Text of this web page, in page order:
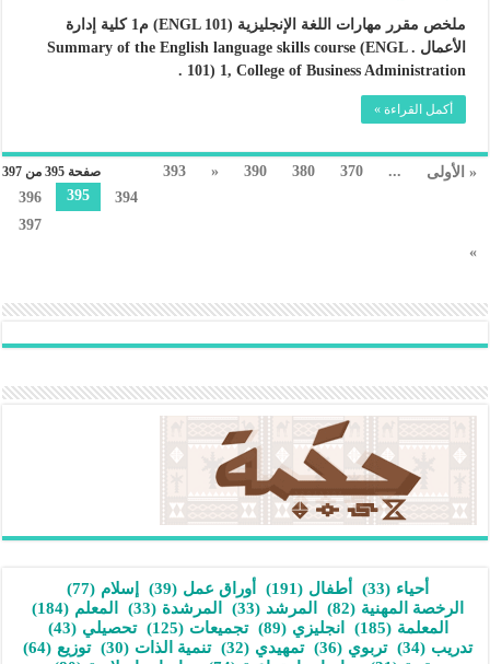
ملخص مقرر مهارات اللغة الإنجليزية (ENGL 101) م1 كلية إدارة
الأعمال . Summary of the English language skills course (ENGL
101) 1, College of Business Administration .
أكمل القراءة »
صفحة 395 من 397 « الأولى ...
370
380
390
«
393
394
395
396
397
»
أحياء (33) أطفال (191) أوراق عمل (39) إسلام (77)
الرخصة المهنية (82) المرشد (33) المرشدة (33) المعلم (184)
المعلمة (185) انجليزي (89) تجميعات (125) تحصيلي (43)
تدريب (34) تربوي (36) تمهيدي (32) تنمية الذات (30) توزيع (64)